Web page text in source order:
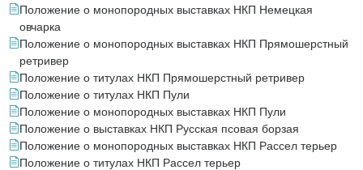
Положение о монопородных выставках НКП Немецкая
овчарка
Положение о монопородных выставках НКП Прямошерстный
ретривер
Положение о титулах НКП Прямошерстный ретривер
Положение о титулах НКП Пули
Положение о монопородных выставках НКП Пули
Положение о выставках НКП Русская псовая борзая
Положение о монопородных выставках НКП Рассел терьер
Положение о титулах НКП Рассел терьер